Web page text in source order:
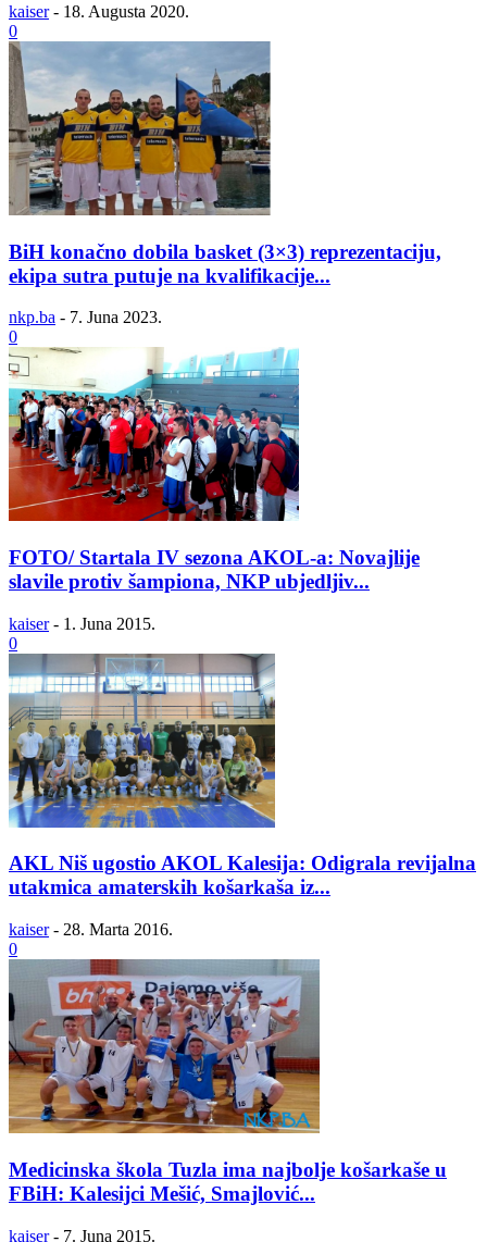
kaiser - 18. Augusta 2020.
0
BiH konačno dobila basket (3×3) reprezentaciju,
ekipa sutra putuje na kvalifikacije...
nkp.ba - 7. Juna 2023.
0
FOTO/ Startala IV sezona AKOL-a: Novajlije
slavile protiv šampiona, NKP ubjedljiv...
kaiser - 1. Juna 2015.
0
AKL Niš ugostio AKOL Kalesija: Odigrala revijalna
utakmica amaterskih košarkaša iz...
kaiser - 28. Marta 2016.
0
Medicinska škola Tuzla ima najbolje košarkaše u
FBiH: Kalesijci Mešić, Smajlović...
kaiser - 7. Juna 2015.